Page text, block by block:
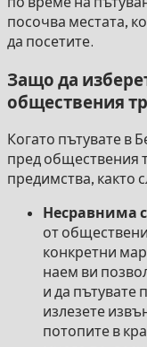
посочва местата,
да посетите.
Защо да
обществения
Когато пътувате в
пред обществения
предимства, както
Несравнима
от
конкретни
наем ви
и да пътувате
излезете
потопите в